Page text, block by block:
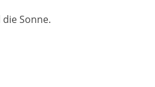
Sonne.